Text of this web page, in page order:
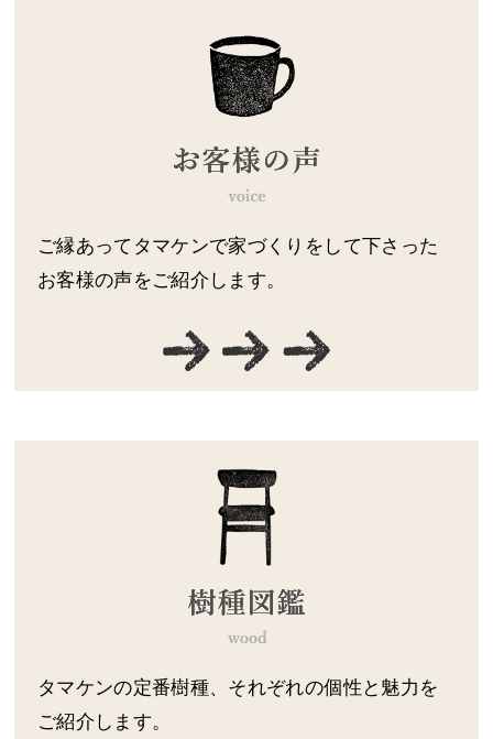
ご縁あってタマケンで家づくりをして下さった
お客様の声をご紹介します。
タマケンの定番樹種、それぞれの個性と魅力を
ご紹介します。